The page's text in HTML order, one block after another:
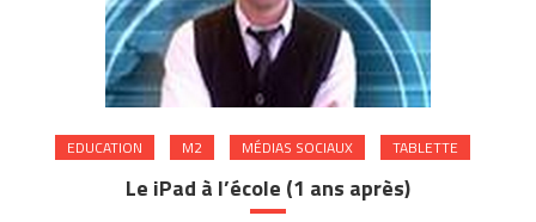
EDUCATION M2 MÉDIAS SOCIAUX TABLETTE
Le iPad à l’école (1 ans après)